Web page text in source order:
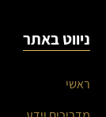
ניווט באתר
ראשי